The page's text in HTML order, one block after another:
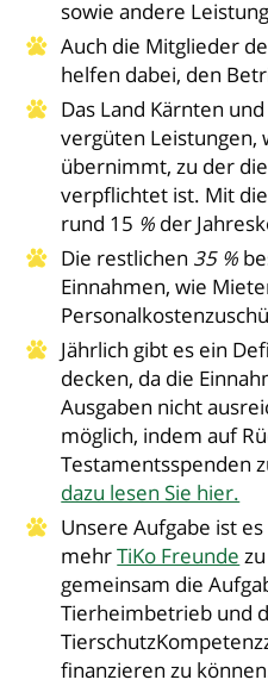
sowie andere
Auch die Mitglieder
helfen dabei, den
Das Land Kärnten
vergüten Leistungen,
übernimmt, zu der
verpflichtet ist. Mit
rund 15 % der
Die restlichen 35 %
Einnahmen, wie
Jährlich gibt es ein
decken, da die
Ausgaben nicht
möglich, indem auf
Testamentsspenden
dazu lesen Sie hier.
Unsere Aufgabe ist
mehrTiKo Freunde
gemeinsam die
Tierheimbetrieb und
finanzieren zu